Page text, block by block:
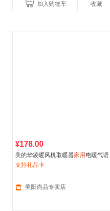
加入购物车 收藏
¥178.00
美的华凌暖风机取暖器家用 电暖气语
音节能省电烤火炉小太阳暖气片
支持礼品卡
美阳尚品专卖店